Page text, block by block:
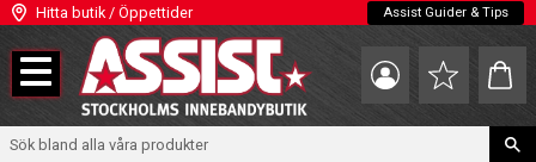
Meny
Hitta butik / Öppettider Assist Guider & Tips
Favoriter